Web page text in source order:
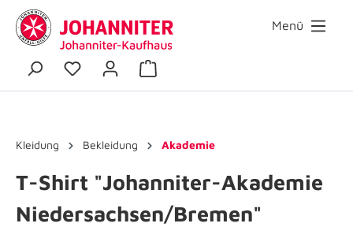
Menü
Kleidung Bekleidung Akademie
T-Shirt "Johanniter-Akademie
Niedersachsen/Bremen"